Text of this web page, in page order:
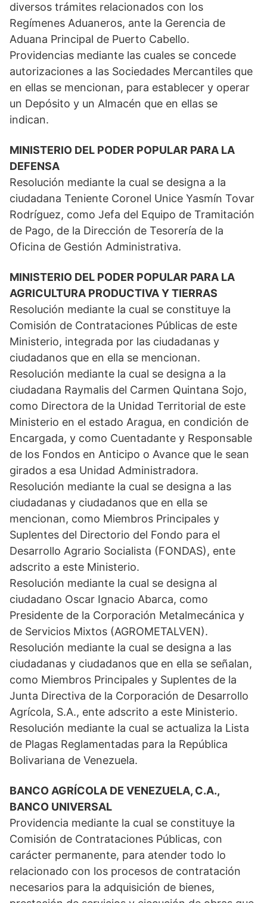
diversos trámites relacionados con los
Regímenes Aduaneros, ante la Gerencia de
Aduana Principal de Puerto Cabello.
Providencias mediante las cuales se concede
autorizaciones a las Sociedades Mercantiles que
en ellas se mencionan, para establecer y operar
un Depósito y un Almacén que en ellas se
indican.
MINISTERIO DEL PODER POPULAR PARA LA
DEFENSA
Resolución mediante la cual se designa a la
ciudadana Teniente Coronel Unice Yasmín Tovar
Rodríguez, como Jefa del Equipo de Tramitación
de Pago, de la Dirección de Tesorería de la
Oficina de Gestión Administrativa.
MINISTERIO DEL PODER POPULAR PARA LA
AGRICULTURA PRODUCTIVA Y TIERRAS
Resolución mediante la cual se constituye la
Comisión de Contrataciones Públicas de este
Ministerio, integrada por las ciudadanas y
ciudadanos que en ella se mencionan.
Resolución mediante la cual se designa a la
ciudadana Raymalis del Carmen Quintana Sojo,
como Directora de la Unidad Territorial de este
Ministerio en el estado Aragua, en condición de
Encargada, y como Cuentadante y Responsable
de los Fondos en Anticipo o Avance que le sean
girados a esa Unidad Administradora.
Resolución mediante la cual se designa a las
ciudadanas y ciudadanos que en ella se
mencionan, como Miembros Principales y
Suplentes del Directorio del Fondo para el
Desarrollo Agrario Socialista (FONDAS), ente
adscrito a este Ministerio.
Resolución mediante la cual se designa al
ciudadano Oscar Ignacio Abarca, como
Presidente de la Corporación Metalmecánica y
de Servicios Mixtos (AGROMETALVEN).
Resolución mediante la cual se designa a las
ciudadanas y ciudadanos que en ella se señalan,
como Miembros Principales y Suplentes de la
Junta Directiva de la Corporación de Desarrollo
Agrícola, S.A., ente adscrito a este Ministerio.
Resolución mediante la cual se actualiza la Lista
de Plagas Reglamentadas para la República
Bolivariana de Venezuela.
BANCO AGRÍCOLA DE VENEZUELA, C.A.,
BANCO UNIVERSAL
Providencia mediante la cual se constituye la
Comisión de Contrataciones Públicas, con
carácter permanente, para atender todo lo
relacionado con los procesos de contratación
necesarios para la adquisición de bienes,